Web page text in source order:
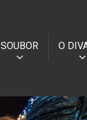
SOUBOR O